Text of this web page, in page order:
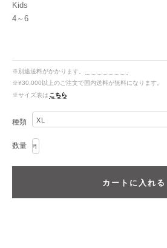
Kids
4～6
※別途送料がかかります。
※¥30,000以上のご注文で国内送料が無料になります。
※サイズ表は こちら
種類
数量